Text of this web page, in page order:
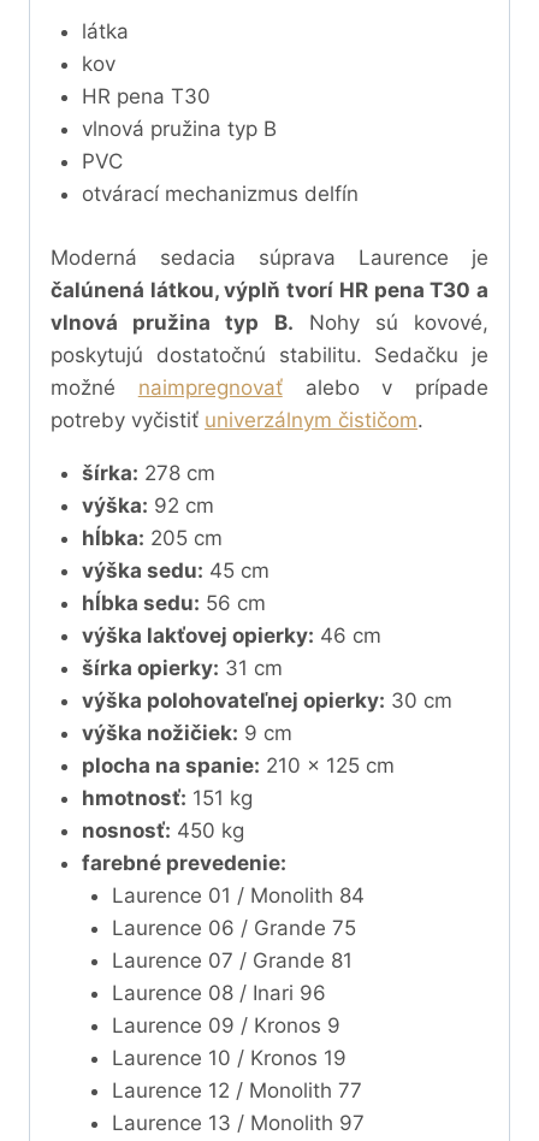
látka
kov
HR pena T30
vlnová pružina typ B
PVC
otvárací mechanizmus delfín
Moderná sedacia súprava Laurence je
čalúnená látkou, výplň tvorí HR pena T30 a
vlnová pružina typ B. Nohy sú kovové,
poskytujú dostatočnú stabilitu. Sedačku je
možné naimpregnovaťalebo v prípade
potreby vyčistiť univerzálnym čističom.
šírka: 278 cm
výška: 92 cm
hĺbka: 205 cm
výška sedu: 45 cm
hĺbka sedu: 56 cm
výška lakťovej opierky: 46 cm
šírka opierky: 31 cm
výška polohovateľnej opierky: 30 cm
výška nožičiek: 9 cm
plocha na spanie: 210 x 125 cm
hmotnosť: 151 kg
nosnosť: 450 kg
farebné prevedenie:
Laurence 01 / Monolith 84
Laurence 06 / Grande 75
Laurence 07 / Grande 81
Laurence 08 / Inari 96
Laurence 09 / Kronos 9
Laurence 10 / Kronos 19
Laurence 12 / Monolith 77
Laurence 13 / Monolith 97